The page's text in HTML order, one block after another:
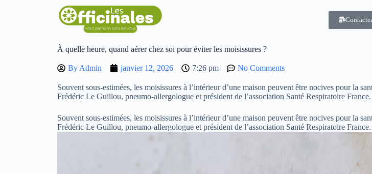
À quelle heure, quand aérer chez soi pour éviter les moisissures ?
By Admin janvier 12, 2026 7:26 pm No Comments
Souvent sous-estimées, les moisissures à l’intérieur d’une maison peuvent être nocives pour la
Frédéric Le Guillou, pneumo-allergologue et président de l’association Santé Respiratoire France.
Souvent sous-estimées, les moisissures à l’intérieur d’une maison peuvent être nocives pour la
Frédéric Le Guillou, pneumo-allergologue et président de l’association Santé Respiratoire France.